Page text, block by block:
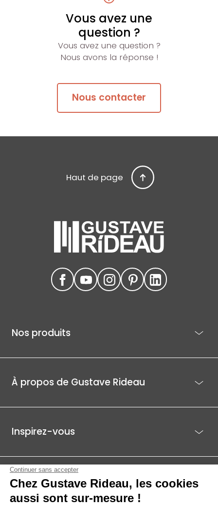
Vous avez une
question ?
Vous avez une question ?
Nous avons la réponse !
Nous contacter
Haut de page
Nos produits
À propos de Gustave Rideau
Inspirez-vous
Je suis déjà client